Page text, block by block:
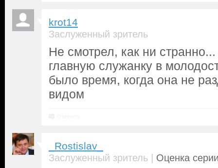
krot14
Заслуженный зритель
Не смотрел, как ни странно...
главную служанку в
было время, когда она не
видом
_Rostislav_
Заслуженный зритель | Оценка